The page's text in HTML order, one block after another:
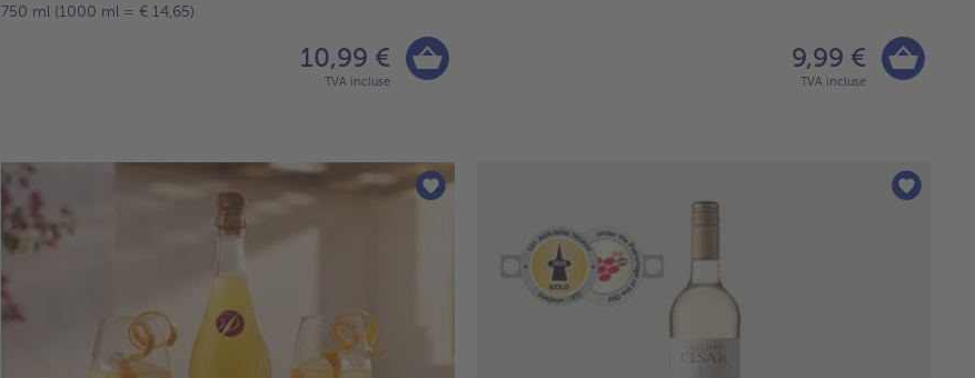
750 ml (1000 ml = € 14,65)
10,99 €
TVA incluse
9,99 €
TVA incluse